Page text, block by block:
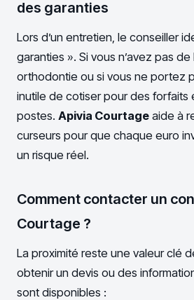
des garanties
Lors d’un entretien, le conseiller
garanties ». Si vous n’avez pas
orthodontie ou si vous ne portez
inutile de cotiser pour des forfaits
postes. Apivia Courtage aide à
curseurs pour que chaque euro
un risque réel.
Comment contacter un
Courtage ?
La proximité reste une valeur clé
obtenir un devis ou des
sont disponibles :